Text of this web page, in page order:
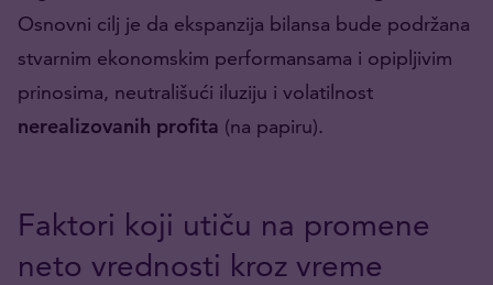
Osnovni cilj je da ekspanzija bilansa bude podržana
stvarnim ekonomskim performansama i opipljivim
prinosima, neutrališući iluziju i volatilnost
nerealizovanih profita (na papiru).
Faktori koji utiču na promene
neto vrednosti kroz vreme